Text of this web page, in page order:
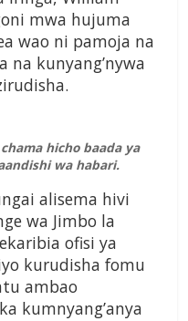
mwa hujuma
wao ni pamoja na
kunyang’nywa
hicho baada ya
wa habari.
alisema hivi
wa Jimbo la
ofisi ya
kurudisha fomu
ambao
kumnyang’anya